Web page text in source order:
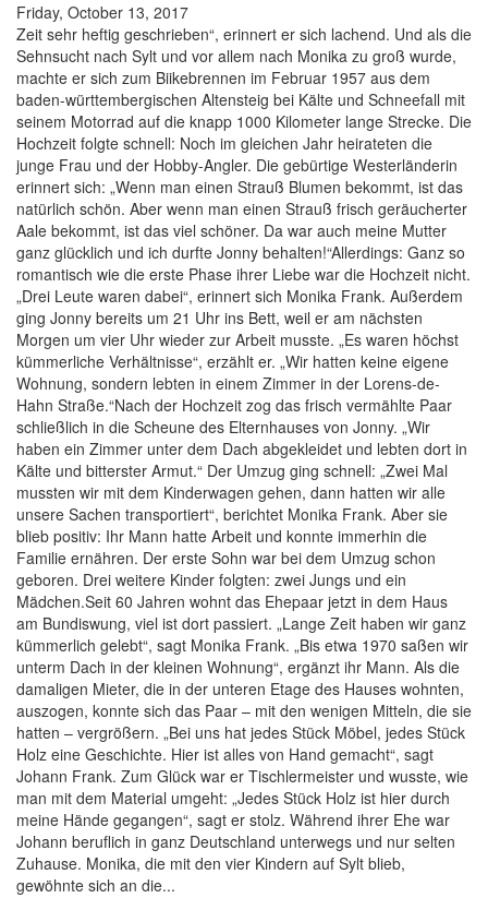
Friday, October 13, 2017
Zeit sehr heftig geschrieben“, erinnert er sich lachend. Und als die
Sehnsucht nach Sylt und vor allem nach Monika zu groß wurde,
machte er sich zum Biikebrennen im Februar 1957 aus dem
baden-württembergischen Altensteig bei Kälte und Schneefall mit
seinem Motorrad auf die knapp 1000 Kilometer lange Strecke. Die
Hochzeit folgte schnell: Noch im gleichen Jahr heirateten die
junge Frau und der Hobby-Angler. Die gebürtige Westerländerin
erinnert sich: „Wenn man einen Strauß Blumen bekommt, ist das
natürlich schön. Aber wenn man einen Strauß frisch geräucherter
Aale bekommt, ist das viel schöner. Da war auch meine Mutter
ganz glücklich und ich durfte Jonny behalten!“Allerdings: Ganz so
romantisch wie die erste Phase ihrer Liebe war die Hochzeit nicht.
„Drei Leute waren dabei“, erinnert sich Monika Frank. Außerdem
ging Jonny bereits um 21 Uhr ins Bett, weil er am nächsten
Morgen um vier Uhr wieder zur Arbeit musste. „Es waren höchst
kümmerliche Verhältnisse“, erzählt er. „Wir hatten keine eigene
Wohnung, sondern lebten in einem Zimmer in der Lorens-de-
Hahn Straße.“Nach der Hochzeit zog das frisch vermählte Paar
schließlich in die Scheune des Elternhauses von Jonny. „Wir
haben ein Zimmer unter dem Dach abgekleidet und lebten dort in
Kälte und bitterster Armut.“ Der Umzug ging schnell: „Zwei Mal
mussten wir mit dem Kinderwagen gehen, dann hatten wir alle
unsere Sachen transportiert“, berichtet Monika Frank. Aber sie
blieb positiv: Ihr Mann hatte Arbeit und konnte immerhin die
Familie ernähren. Der erste Sohn war bei dem Umzug schon
geboren. Drei weitere Kinder folgten: zwei Jungs und ein
Mädchen.Seit 60 Jahren wohnt das Ehepaar jetzt in dem Haus
am Bundiswung, viel ist dort passiert. „Lange Zeit haben wir ganz
kümmerlich gelebt“, sagt Monika Frank. „Bis etwa 1970 saßen wir
unterm Dach in der kleinen Wohnung“, ergänzt ihr Mann. Als die
damaligen Mieter, die in der unteren Etage des Hauses wohnten,
auszogen, konnte sich das Paar – mit den wenigen Mitteln, die sie
hatten – vergrößern. „Bei uns hat jedes Stück Möbel, jedes Stück
Holz eine Geschichte. Hier ist alles von Hand gemacht“, sagt
Johann Frank. Zum Glück war er Tischlermeister und wusste, wie
man mit dem Material umgeht: „Jedes Stück Holz ist hier durch
meine Hände gegangen“, sagt er stolz. Während ihrer Ehe war
Johann beruflich in ganz Deutschland unterwegs und nur selten
Zuhause. Monika, die mit den vier Kindern auf Sylt blieb,
gewöhnte sich an die...